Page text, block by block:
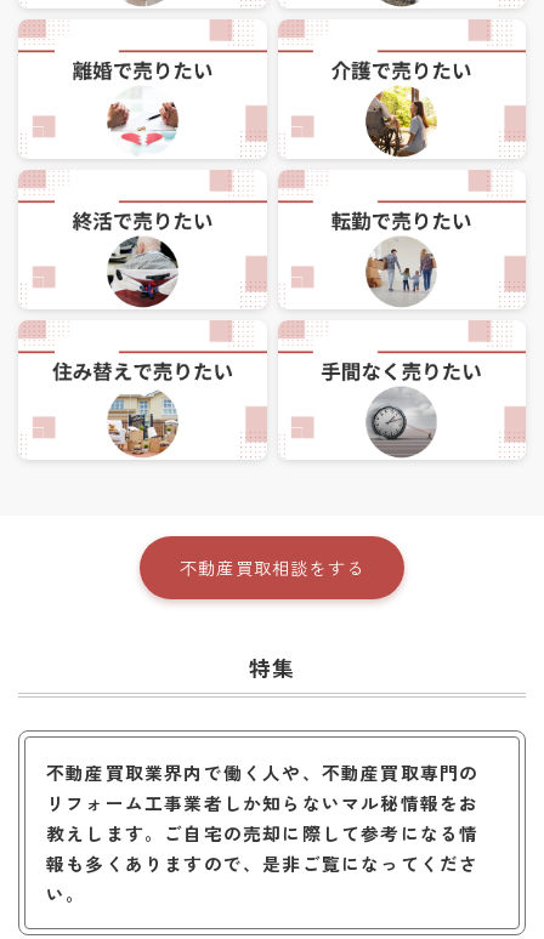
不動産買取相談をする
特集
不動産買取業界内で働く人や、不動産買取専門の
リフォーム工事業者しか知らないマル秘情報をお
教えします。ご自宅の売却に際して参考になる情
報も多くありますので、是非ご覧になってくださ
い。